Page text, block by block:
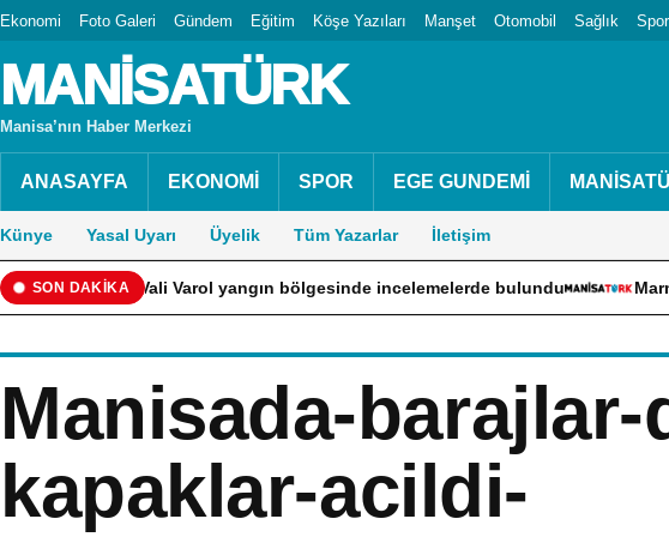
Ekonomi Foto Galeri Gündem Eğitim Köşe Yazıları Manşet Otomobil Sağlık Spor
MANİSATÜRK
Manisa’nın Haber Merkezi
ANASAYFA EKONOMİ SPOR EGE GUNDEMİ
Künye Yasal Uyarı Üyelik Tüm Yazarlar İletişim
SON DAKİKA
ve Vali Varol yangın bölgesinde incelemelerde bulundu Marmaris’te
Manisada-
kapaklar-acildi-